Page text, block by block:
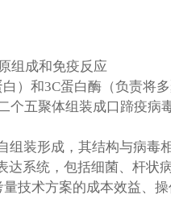
组成和免疫反应
）和3C蛋白酶（负责将
五聚体组装成口蹄疫病
组装形成，其结构与病毒
达系统，包括细菌、杆状
技术方案的成本效益、